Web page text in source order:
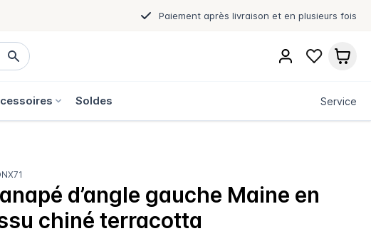
Paiement après livraison et en plusieurs fois
Soldes Service
d’angle gauche Maine en
chiné terracotta